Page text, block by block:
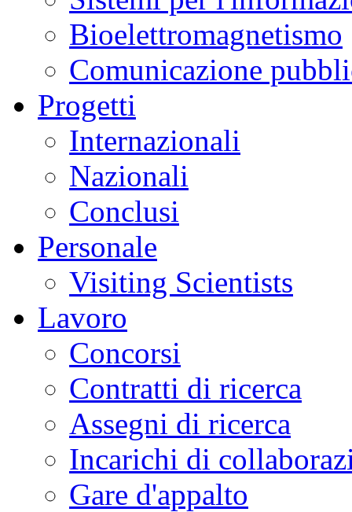
Bioelettromagnetismo
Comunicazione
Progetti
Internazionali
Nazionali
Conclusi
Personale
Visiting Scientists
Lavoro
Concorsi
Contratti di ricerca
Assegni di ricerca
Incarichi di
Gare d'appalto